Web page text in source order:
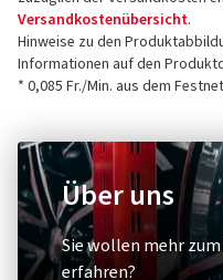
Versandkostenübersicht.
Hinweise zu den
Informationen auf den
* 0,085 Fr./Min. aus dem
Über uns
Sie wollen mehr
erfahren?